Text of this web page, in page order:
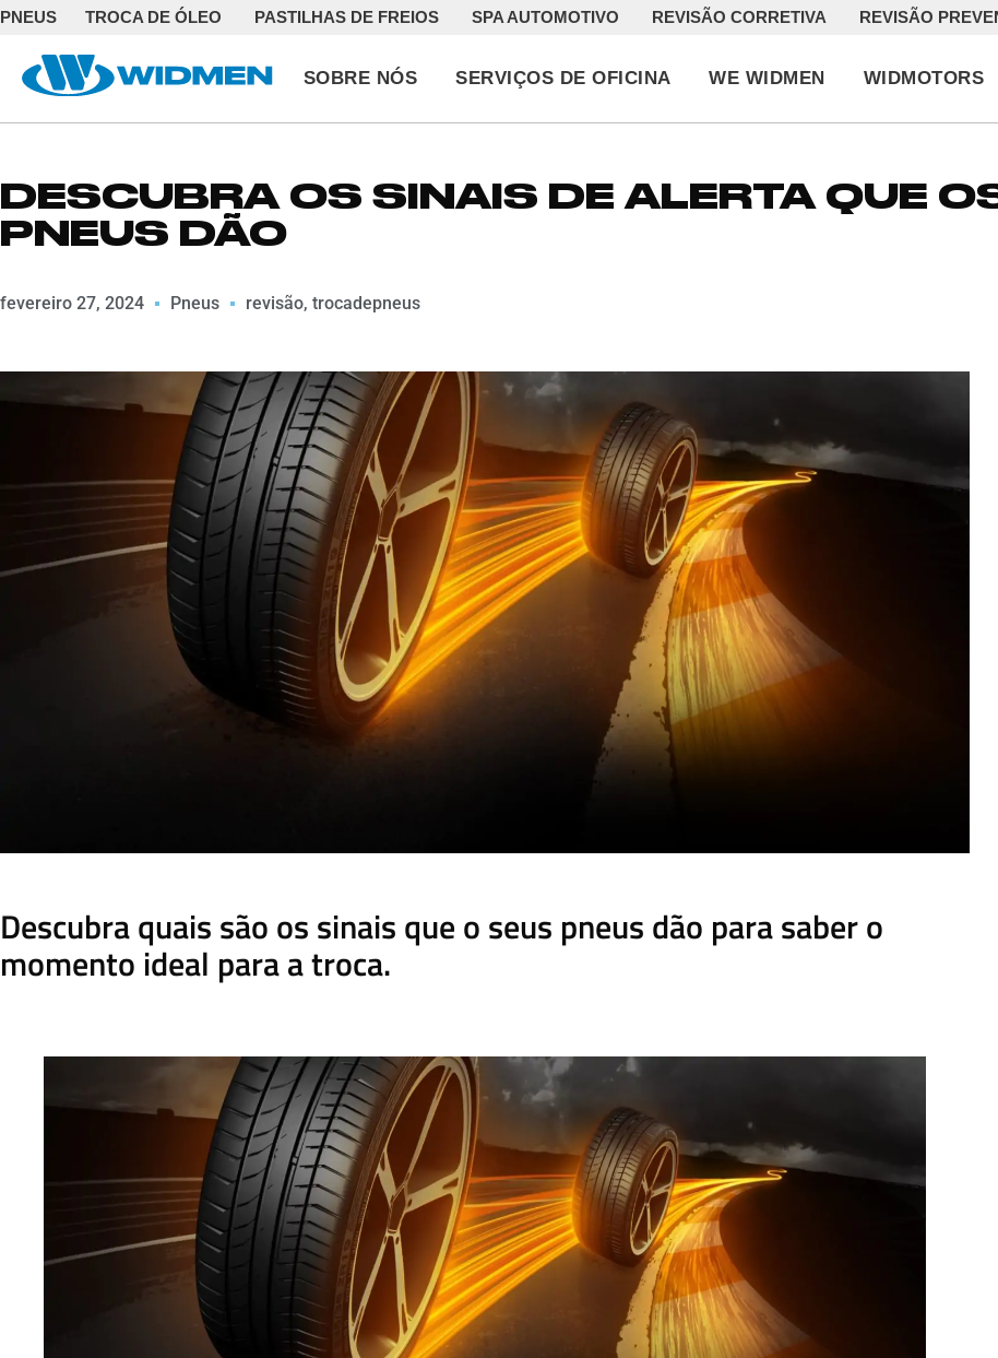
PNEUS TROCA DE ÓLEO PASTILHAS DE FREIOS SPA AUTOMOTIVO REVISÃO CORRETIVA REVISÃO
SOBRE NÓS SERVIÇOS DE OFICINA WE WIDMEN WIDMOTORS
DESCUBRA OS SINAIS DE ALERTA QUE
PNEUS DÃO
fevereiro 27, 2024 Pneus revisão, trocadepneus
Descubra quais são os sinais que o seus pneus dão para saber o
momento ideal para a troca.